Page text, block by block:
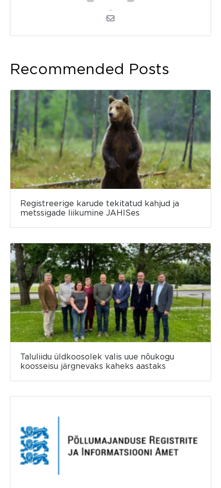
Recommended Posts
Registreerige karude tekitatud kahjud ja
metssigade liikumine JAHISes
Taluliidu üldkoosolek valis uue nõukogu
koosseisu järgnevaks kaheks aastaks